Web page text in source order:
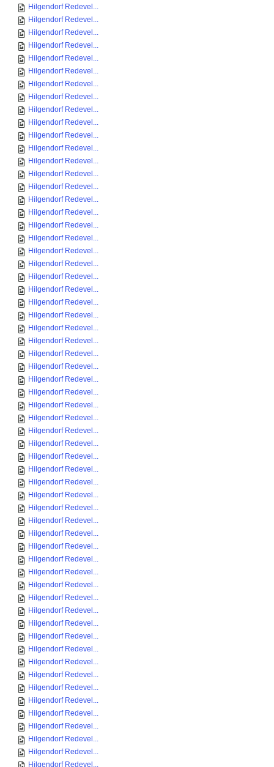
Hilgendorf Redevel...
Hilgendorf Redevel...
Hilgendorf Redevel...
Hilgendorf Redevel...
Hilgendorf Redevel...
Hilgendorf Redevel...
Hilgendorf Redevel...
Hilgendorf Redevel...
Hilgendorf Redevel...
Hilgendorf Redevel...
Hilgendorf Redevel...
Hilgendorf Redevel...
Hilgendorf Redevel...
Hilgendorf Redevel...
Hilgendorf Redevel...
Hilgendorf Redevel...
Hilgendorf Redevel...
Hilgendorf Redevel...
Hilgendorf Redevel...
Hilgendorf Redevel...
Hilgendorf Redevel...
Hilgendorf Redevel...
Hilgendorf Redevel...
Hilgendorf Redevel...
Hilgendorf Redevel...
Hilgendorf Redevel...
Hilgendorf Redevel...
Hilgendorf Redevel...
Hilgendorf Redevel...
Hilgendorf Redevel...
Hilgendorf Redevel...
Hilgendorf Redevel...
Hilgendorf Redevel...
Hilgendorf Redevel...
Hilgendorf Redevel...
Hilgendorf Redevel...
Hilgendorf Redevel...
Hilgendorf Redevel...
Hilgendorf Redevel...
Hilgendorf Redevel...
Hilgendorf Redevel...
Hilgendorf Redevel...
Hilgendorf Redevel...
Hilgendorf Redevel...
Hilgendorf Redevel...
Hilgendorf Redevel...
Hilgendorf Redevel...
Hilgendorf Redevel...
Hilgendorf Redevel...
Hilgendorf Redevel...
Hilgendorf Redevel...
Hilgendorf Redevel...
Hilgendorf Redevel...
Hilgendorf Redevel...
Hilgendorf Redevel...
Hilgendorf Redevel...
Hilgendorf Redevel...
Hilgendorf Redevel...
Hilgendorf Redevel...
Hilgendorf Redevel...